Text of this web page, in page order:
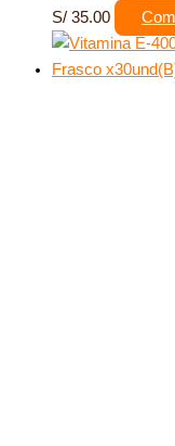
S/ 35.00